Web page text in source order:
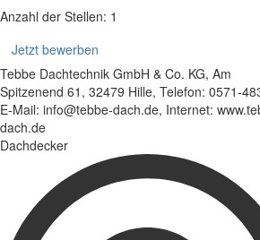
Anzahl der Stellen: 1
Jetzt bewerben
Tebbe Dachtechnik GmbH & Co. KG, Am
Spitzenend 61, 32479 Hille, Telefon: 0571-
E-Mail: info@tebbe-dach.de, Internet:
dach.de
Dachdecker